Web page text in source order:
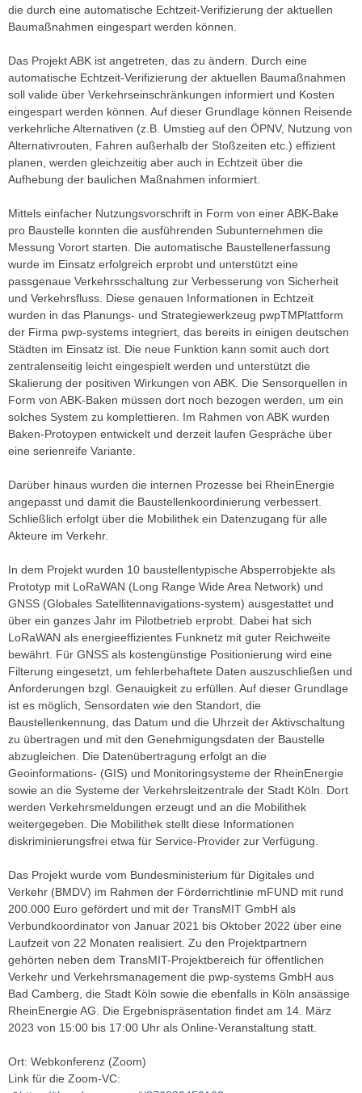
die durch eine automatische Echtzeit-Verifizierung der aktuellen
Baumaßnahmen eingespart werden können.
Das Projekt ABK ist angetreten, das zu ändern. Durch eine
automatische Echtzeit-Verifizierung der aktuellen Baumaßnahmen
soll valide über Verkehrseinschränkungen informiert und Kosten
eingespart werden können. Auf dieser Grundlage können Reisende
verkehrliche Alternativen (z.B. Umstieg auf den ÖPNV, Nutzung von
Alternativrouten, Fahren außerhalb der Stoßzeiten etc.) effizient
planen, werden gleichzeitig aber auch in Echtzeit über die
Aufhebung der baulichen Maßnahmen informiert.
Mittels einfacher Nutzungsvorschrift in Form von einer ABK-Bake
pro Baustelle konnten die ausführenden Subunternehmen die
Messung Vorort starten. Die automatische Baustellenerfassung
wurde im Einsatz erfolgreich erprobt und unterstützt eine
passgenaue Verkehrsschaltung zur Verbesserung von Sicherheit
und Verkehrsfluss. Diese genauen Informationen in Echtzeit
wurden in das Planungs- und Strategiewerkzeug pwpTMPlattform
der Firma pwp-systems integriert, das bereits in einigen deutschen
Städten im Einsatz ist. Die neue Funktion kann somit auch dort
zentralenseitig leicht eingespielt werden und unterstützt die
Skalierung der positiven Wirkungen von ABK. Die Sensorquellen in
Form von ABK-Baken müssen dort noch bezogen werden, um ein
solches System zu komplettieren. Im Rahmen von ABK wurden
Baken-Protoypen entwickelt und derzeit laufen Gespräche über
eine serienreife Variante.
Darüber hinaus wurden die internen Prozesse bei RheinEnergie
angepasst und damit die Baustellenkoordinierung verbessert.
Schließlich erfolgt über die Mobilithek ein Datenzugang für alle
Akteure im Verkehr.
In dem Projekt wurden 10 baustellentypische Absperrobjekte als
Prototyp mit LoRaWAN (Long Range Wide Area Network) und
GNSS (Globales Satellitennavigations-system) ausgestattet und
über ein ganzes Jahr im Pilotbetrieb erprobt. Dabei hat sich
LoRaWAN als energieeffizientes Funknetz mit guter Reichweite
bewährt. Für GNSS als kostengünstige Positionierung wird eine
Filterung eingesetzt, um fehlerbehaftete Daten auszuschließen und
Anforderungen bzgl. Genauigkeit zu erfüllen. Auf dieser Grundlage
ist es möglich, Sensordaten wie den Standort, die
Baustellenkennung, das Datum und die Uhrzeit der Aktivschaltung
zu übertragen und mit den Genehmigungsdaten der Baustelle
abzugleichen. Die Datenübertragung erfolgt an die
Geoinformations- (GIS) und Monitoringsysteme der RheinEnergie
sowie an die Systeme der Verkehrsleitzentrale der Stadt Köln. Dort
werden Verkehrsmeldungen erzeugt und an die Mobilithek
weitergegeben. Die Mobilithek stellt diese Informationen
diskriminierungsfrei etwa für Service-Provider zur Verfügung.
Das Projekt wurde vom Bundesministerium für Digitales und
Verkehr (BMDV) im Rahmen der Förderrichtlinie mFUND mit rund
200.000 Euro gefördert und mit der TransMIT GmbH als
Verbundkoordinator von Januar 2021 bis Oktober 2022 über eine
Laufzeit von 22 Monaten realisiert. Zu den Projektpartnern
gehörten neben dem TransMIT-Projektbereich für öffentlichen
Verkehr und Verkehrsmanagement die pwp-systems GmbH aus
Bad Camberg, die Stadt Köln sowie die ebenfalls in Köln ansässige
RheinEnergie AG. Die Ergebnispräsentation findet am 14. März
2023 von 15:00 bis 17:00 Uhr als Online-Veranstaltung statt.
Ort: Webkonferenz (Zoom)
Link für die Zoom-VC: